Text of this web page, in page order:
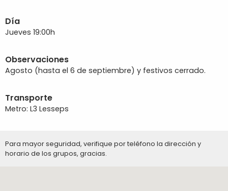
Día
Jueves 19:00h
Observaciones
Agosto (hasta el 6 de septiembre) y festivos cerrado.
Transporte
Metro: L3 Lesseps
Para mayor seguridad, verifique por teléfono la dirección y
horario de los grupos, gracias.